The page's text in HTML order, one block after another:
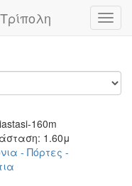
1.60μ
- Πόρτες -